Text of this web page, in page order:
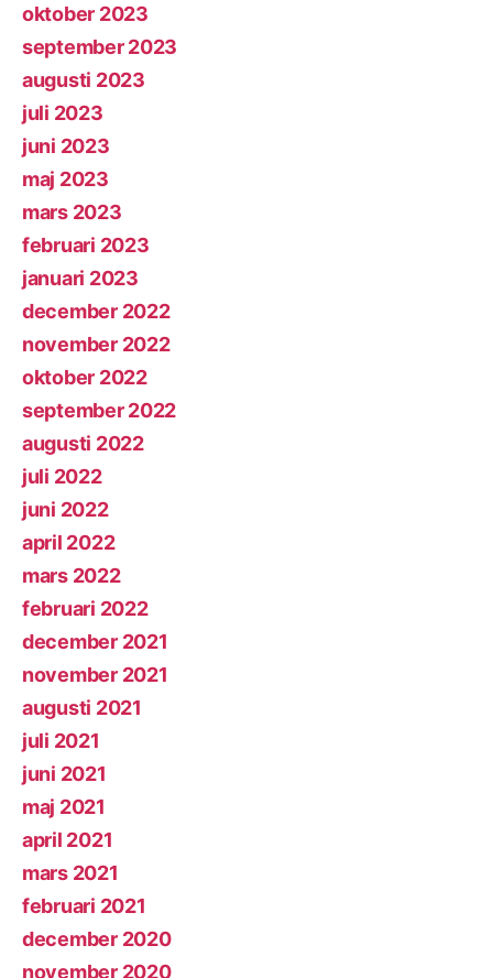
oktober 2023
september 2023
augusti 2023
juli 2023
juni 2023
maj 2023
mars 2023
februari 2023
januari 2023
december 2022
november 2022
oktober 2022
september 2022
augusti 2022
juli 2022
juni 2022
april 2022
mars 2022
februari 2022
december 2021
november 2021
augusti 2021
juli 2021
juni 2021
maj 2021
april 2021
mars 2021
februari 2021
december 2020
november 2020